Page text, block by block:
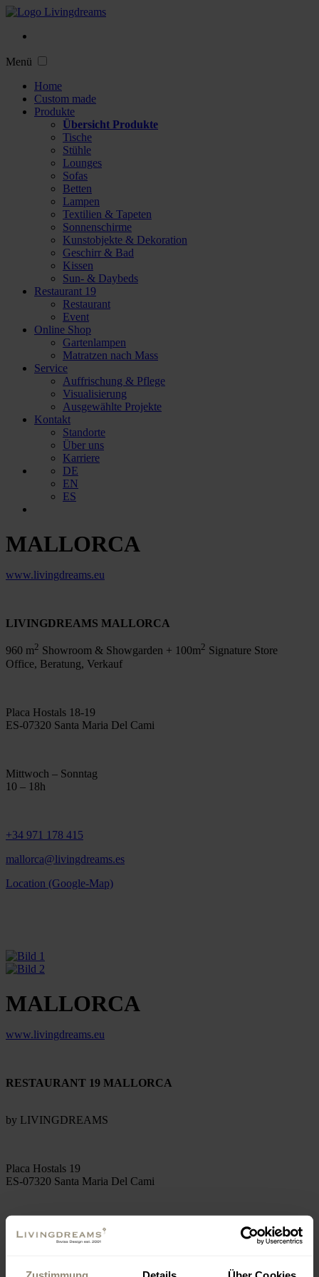
Menü
Home
Custom made
Produkte
Übersicht Produkte
Tische
Stühle
Lounges
Sofas
Betten
Lampen
Textilien & Tapeten
Sonnenschirme
Kunstobjekte & Dekoration
Geschirr & Bad
Kissen
Sun- & Daybeds
Restaurant 19
Restaurant
Event
Online Shop
Gartenlampen
Matratzen nach Mass
Service
Auffrischung & Pflege
Visualisierung
Ausgewählte Projekte
Kontakt
Standorte
Über uns
Karriere
DE
EN
ES
MALLORCA
www.livingdreams.eu
LIVINGDREAMS MALLORCA
960 m2 Showroom & Showgarden + 100m2 Signature Store
Office, Beratung, Verkauf
Placa Hostals 18-19
ES-07320 Santa Maria Del Cami
Mittwoch – Sonntag
10 – 18h
+34 971 178 415
mallorca@livingdreams.es
Location (Google-Map)
MALLORCA
www.livingdreams.eu
RESTAURANT 19 MALLORCA
by LIVINGDREAMS
Placa Hostals 19
ES-07320 Santa Maria Del Cami
Mittwoch - Sonntag